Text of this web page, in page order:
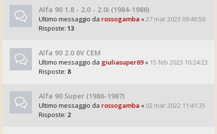
Alfa 90 1.8 - 2.0 - 2.0i (1984-1986)
Ultimo messaggio da rossogamba «27 mar 2023 09:46:56
Risposte: 13
Alfa 90 2.0 6V CEM
Ultimo messaggio da giuliasuper69« 15 feb 2023 16:24:23
Risposte: 8
Alfa 90 Super (1986-1987)
Ultimo messaggio da rossogamba « 02 mar 2022 11:41:35
Risposte: 2